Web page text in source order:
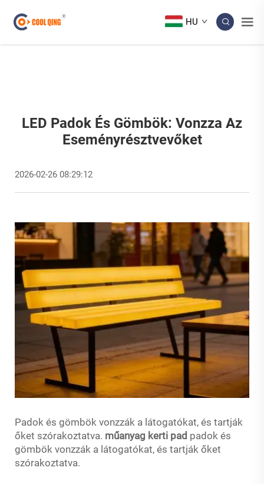
HU
LED Padok És Gömbök: Vonzza Az
Eseményrésztvevőket
2026-02-26 08:29:12
Padok és gömbök vonzzák a látogatókat, és tartják
őket szórakoztatva. műanyag kerti pad padok és
gömbök vonzzák a látogatókat, és tartják őket
szórakoztatva.